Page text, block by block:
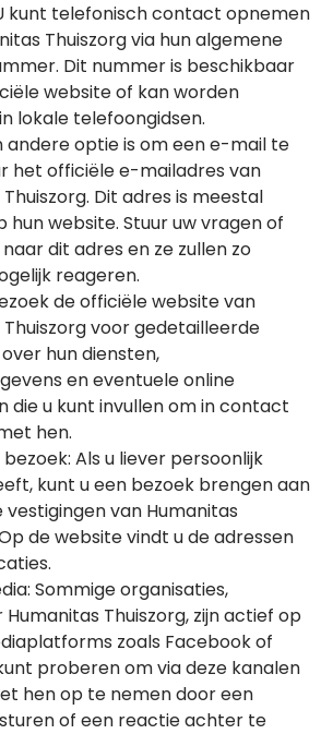
kunt telefonisch contact opnemen
Thuiszorg via hun algemene
Dit nummer is beschikbaar
website of kan worden
lokale telefoongidsen.
andere optie is om een e-mail te
het officiële e-mailadres van
Dit adres is meestal
hun website. Stuur uw vragen of
dit adres en ze zullen zo
reageren.
de officiële website van
Thuiszorg voor gedetailleerde
hun diensten,
en eventuele online
die u kunt invullen om in contact
hen.
Als u liever persoonlijk
kunt u een bezoek brengen aan
vestigingen van Humanitas
de website vindt u de adressen
Sommige organisaties,
Thuiszorg, zijn actief op
zoals Facebook of
proberen om via deze kanalen
hen op te nemen door een
of een reactie achter te